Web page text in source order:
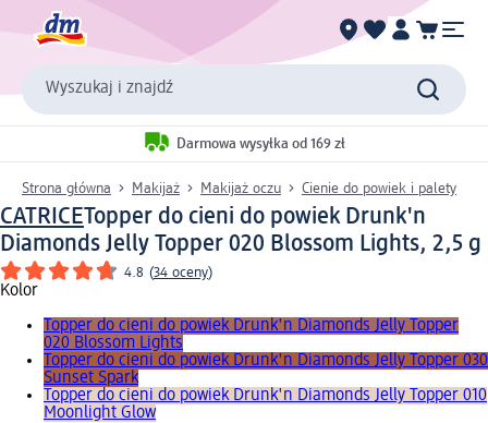
Wyszukaj i znajdź
Darmowa wysyłka od 169 zł
Strona główna Makijaż Makijaż oczu Cienie do powiek i palety
CATRICETopper do cieni do powiek Drunk'n
Diamonds Jelly Topper 020 Blossom Lights, 2,5 g
4.8 (34 oceny)
Kolor
Topper do cieni do powiek Drunk'n Diamonds Jelly Topper
020 Blossom Lights
Topper do cieni do powiek Drunk'n Diamonds Jelly Topper 030
Sunset Spark
Topper do cieni do powiek Drunk'n Diamonds Jelly Topper 010
Moonlight Glow